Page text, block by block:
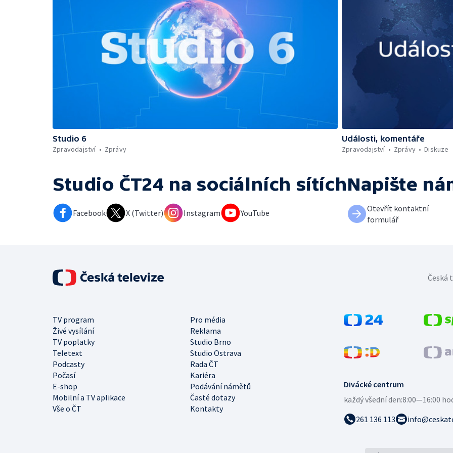
Studio 6
Zpravodajství
Zprávy
Události, komentáře
Zpravodajství
Zprávy Diskuze
Studio ČT24 na sociálních sítích
Facebook X (Twitter) Instagram YouTube
Napište
Otevřít kontaktní
formulář
Divácké centrum
každý všední den:8:00—16:00
261 136 113
TV program
Pro média
Živé vysílání
Reklama
TV poplatky
Studio Brno
Teletext
Studio Ostrava
Podcasty
Rada ČT
Počasí
Kariéra
E-shop
Podávání námětů
Mobilní a TV aplikace
Časté dotazy
Vše o ČT
Kontakty
Česká